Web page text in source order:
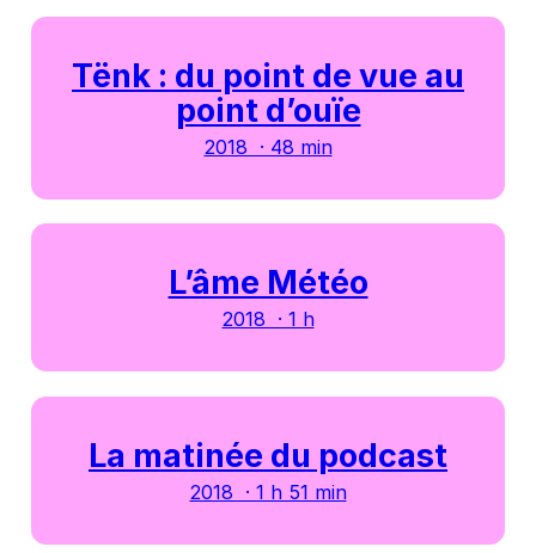
Tënk : du point de vue au
point d’ouïe
2018 · 48 min
L’âme Météo
2018 · 1 h
La matinée du podcast
2018 · 1 h 51 min